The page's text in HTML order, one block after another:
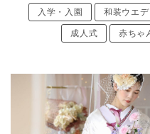
入学・入園
和装ウエ
成人式
赤ちゃ